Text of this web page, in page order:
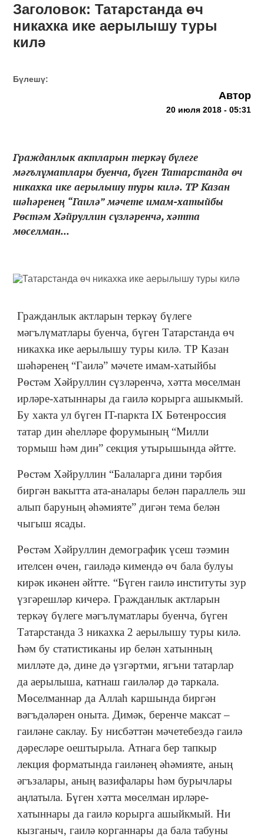
Заголовок: Татарстанда өч
никахка ике аерылышу туры
килә
Бүлешү:
Автор
20 июля 2018 - 05:31
Гражданлык актларын теркәү бүлеге
мәгълүматлары буенча, бүген Татарстанда өч
никахка ике аерылышу туры килә. ТР Казан
шәһәренең “Гаилә” мәчете имам-хатыйбы
Рөстәм Хәйруллин сүзләренчә, хәтта
мөселман...
Гражданлык актларын теркәү бүлеге
мәгълүматлары буенча, бүген Татарстанда өч
никахка ике аерылышу туры килә. ТР Казан
шәһәренең “Гаилә” мәчете имам-хатыйбы
Рөстәм Хәйруллин сүзләренчә, хәтта мөселман
ирләре-хатыннары да гаилә корырга ашыкмый.
Бу хакта ул бүген IT-паркта IX Бөтенроссия
татар дин әһелләре форумының “Милли
тормыш һәм дин” секция утырышында әйтте.
Рөстәм Хәйруллин “Балаларга дини тәрбия
биргән вакытта ата-аналары белән параллель эш
алып баруның әһәмияте” дигән тема белән
чыгыш ясады.
Рөстәм Хәйруллин демографик үсеш тәэмин
ителсен өчен, гаиләдә кимендә өч бала булуы
кирәк икәнен әйтте. “Бүген гаилә институты зур
үзгәрешләр кичерә. Гражданлык актларын
теркәү бүлеге мәгълүматлары буенча, бүген
Татарстанда 3 никахка 2 аерылышу туры килә.
Һәм бу статистиканы ир белән хатынның
милләте дә, дине дә үзгәртми, ягъни татарлар
да аерылыша, катнаш гаиләләр дә таркала.
Мөселманнар да Аллаһ каршында биргән
вәгъдәләрен оныта. Димәк, беренче максат –
гаиләне саклау. Бу нисбәттән мәчетебездә гаилә
дәресләре оештырыла. Атнага бер тапкыр
лекция форматында гаиләнең әһәмияте, аның
әгъзалары, аның вазифалары һәм бурычлары
аңлатыла. Бүген хәтта мөселман ирләре-
хатыннары да гаилә корырга ашыйкмый. Ни
кызганыч, гаилә корганнары да бала табуны